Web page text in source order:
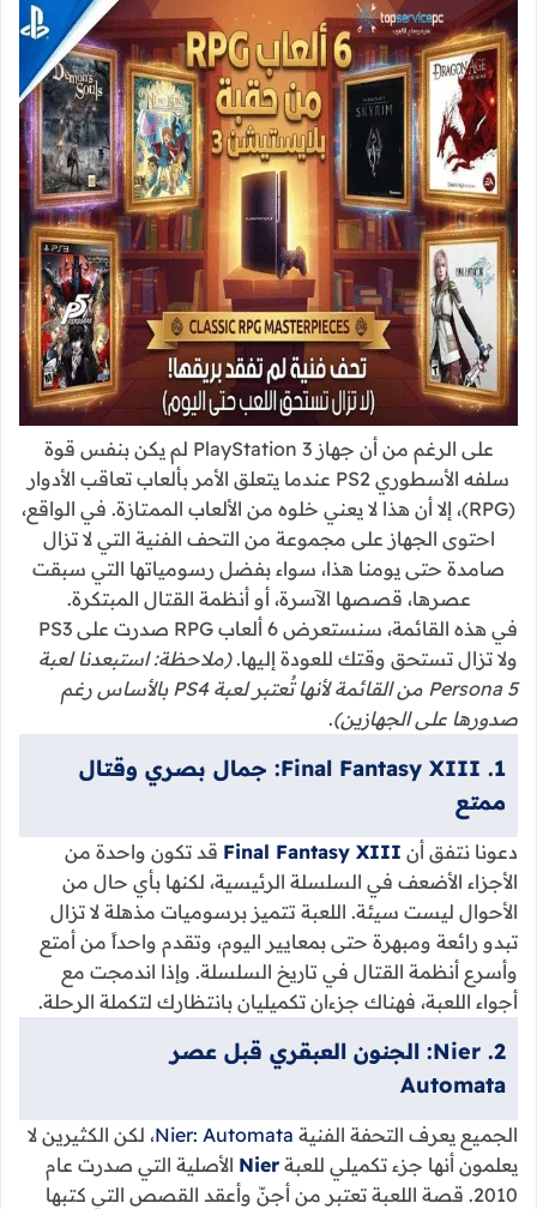
على الرغم من أن جهاز PlayStation 3 لم يكن بنفس قوة
سلفه الأسطوري PS2 عندما يتعلق الأمر بألعاب تعاقب الأدوار
(RPG)، إلا أن هذا لا يعني خلوه من الألعاب الممتازة. في الواقع،
احتوى الجهاز على مجموعة من التحف الفنية التي لا تزال
صامدة حتى يومنا هذا، سواء بفضل رسومياتها التي سبقت
عصرها، قصصها الآسرة، أو أنظمة القتال المبتكرة.
في هذه القائمة، سنستعرض 6 ألعاب RPG صدرت على PS3
ولا تزال تستحق وقتك للعودة إليها.(ملاحظة: استبعدنا لعبة
Persona 5 من القائمة لأنها تُعتبر لعبة PS4 بالأساس رغم
صدورها على الجهازين).
1. Final Fantasy XIII: جمال بصري وقتال
ممتع
دعونا نتفق أن Final Fantasy XIII قد تكون واحدة من
الأجزاء الأضعف في السلسلة الرئيسية، لكنها بأي حال من
الأحوال ليست سيئة. اللعبة تتميز برسوميات مذهلة لا تزال
تبدو رائعة ومبهرة حتى بمعايير اليوم، وتقدم واحداً من أمتع
وأسرع أنظمة القتال في تاريخ السلسلة. وإذا اندمجت مع
أجواء اللعبة، فهناك جزءان تكميليان بانتظارك لتكملة الرحلة.
2. Nier: الجنون العبقري قبل عصر
Automata
الجميع يعرف التحفة الفنية Nier: Automata، لكن الكثيرين لا
يعلمون أنها جزء تكميلي للعبة Nier الأصلية التي صدرت عام
2010. قصة اللعبة تعتبر من أجنّ وأعقد القصص التي كتبها